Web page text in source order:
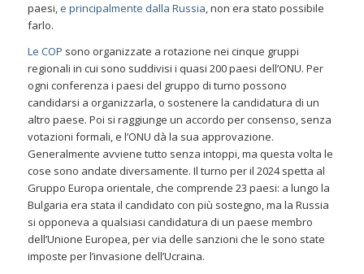
paesi,e principalmente dalla Russia, non era stato possibile
farlo.
Le COP sono organizzate a rotazione nei cinque gruppi
regionali in cui sono suddivisi i quasi 200 paesi dell’ONU. Per
ogni conferenza i paesi del gruppo di turno possono
candidarsi a organizzarla, o sostenere la candidatura di un
altro paese. Poi si raggiunge un accordo per consenso, senza
votazioni formali, e l’ONU dà la sua approvazione.
Generalmente avviene tutto senza intoppi, ma questa volta le
cose sono andate diversamente. Il turno per il 2024 spetta al
Gruppo Europa orientale, che comprende 23 paesi: a lungo la
Bulgaria era stata il candidato con più sostegno, ma la Russia
si opponeva a qualsiasi candidatura di un paese membro
dell’Unione Europea, per via delle sanzioni che le sono state
imposte per l’invasione dell’Ucraina.